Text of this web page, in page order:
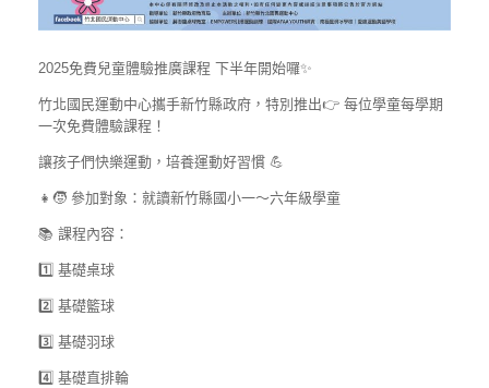
2025免費兒童體驗推廣課程 下半年開始囉✨
竹北國民運動中心攜手新竹縣政府，特別推出👉 每位學童每學期
一次免費體驗課程！
讓孩子們快樂運動，培養運動好習慣 💪
👧🧒 參加對象：就讀新竹縣國小一～六年級學童
📚 課程內容：
1️⃣ 基礎桌球
2️⃣ 基礎籃球
3️⃣ 基礎羽球
4️⃣ 基礎直排輪